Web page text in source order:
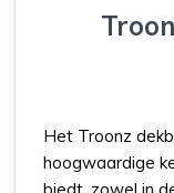
Het Troonz
hoogwaardige
biedt, zowel in